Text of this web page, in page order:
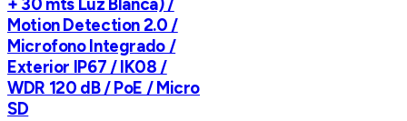
+ 30 mts Luz Blanca) /
Motion Detection 2.0 /
Microfono Integrado /
Exterior IP67 / IK08 /
WDR 120 dB / PoE / Micro
SD